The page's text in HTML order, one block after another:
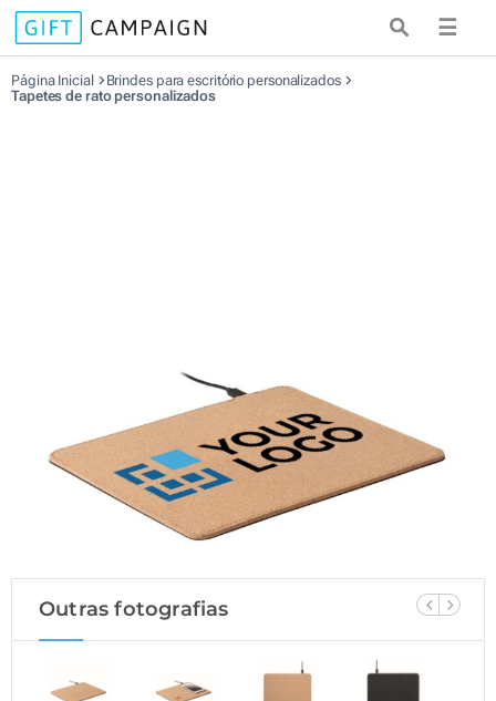
☰
Página Inicial
Brindes para escritório personalizados
Tapetes de rato personalizados
Outras fotografias